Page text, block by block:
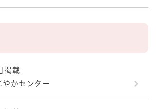
掲載
やかセンター